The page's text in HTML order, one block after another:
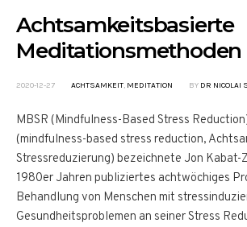
Achtsamkeitsbasierte
Meditationsmethoden
2020-12-27 ACHTSAMKEIT, MEDITATION BY DR NICOLAI
MBSR (Mindfulness-Based Stress
(mindfulness-based stress reduction,
Stressreduzierung) bezeichnete Jon Kabat-
1980er Jahren publiziertes achtwöchiges
Behandlung von Menschen mit
Gesundheitsproblemen an seiner Stress